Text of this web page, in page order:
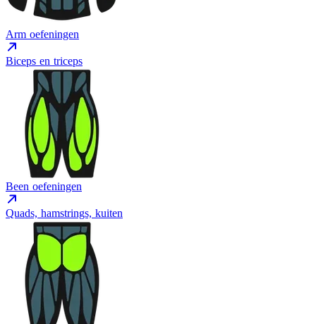
Arm oefeningen
Biceps en triceps
Been oefeningen
Quads, hamstrings, kuiten